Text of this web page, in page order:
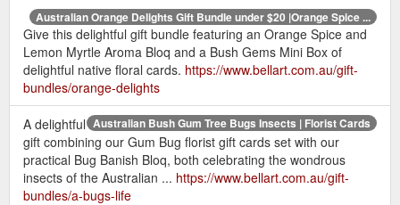
Australian Orange Delights Gift Bundle under $20 |Orange Spice ...
Give this delightful gift bundle featuring an Orange Spice and
Lemon Myrtle Aroma Bloq and a Bush Gems Mini Box of
delightful native floral cards. https://www.bellart.com.au/gift-
bundles/orange-delights
Australian Bush Gum Tree Bugs Insects | Florist Cards
A delightful
gift combining our Gum Bug florist gift cards set with our
practical Bug Banish Bloq, both celebrating the wondrous
insects of the Australian ... https://www.bellart.com.au/gift-
bundles/a-bugs-life